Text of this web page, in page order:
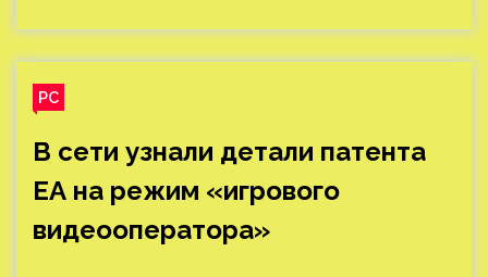
PC
В сети узнали детали патента
EA на режим «игрового
видеооператора»